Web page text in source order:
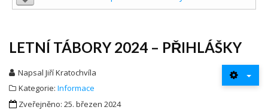
LETNÍ TÁBORY 2024 – PŘIHLÁŠKY
NapsalJiří Kratochvíla
Kategorie: Informace
Zveřejněno: 25. březen 2024